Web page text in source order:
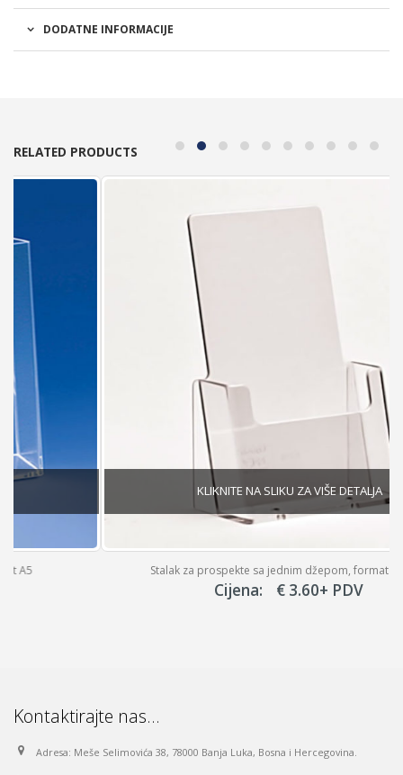
DODATNE INFORMACIJE
RELATED PRODUCTS
Stalak za prospekte sa jednim džepom, format DL (A6)
3.60+ PDV
Kontaktirajte nas…
Adresa: Meše Selimovića 38, 78000 Banja Luka, Bosna i Hercegovina.